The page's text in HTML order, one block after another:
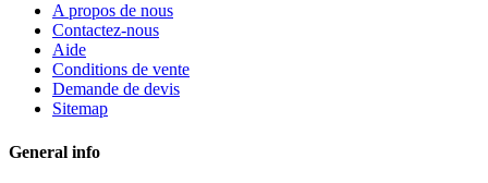
A propos de nous
Contactez-nous
Aide
Conditions de vente
Demande de devis
Sitemap
General info